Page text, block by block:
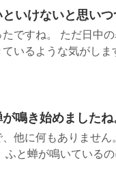
いけないと思いつ
ですね。 ただ日中
いるような気がし
鳴き始めましたね
他に何もありませ
ふと蝉が鳴いている